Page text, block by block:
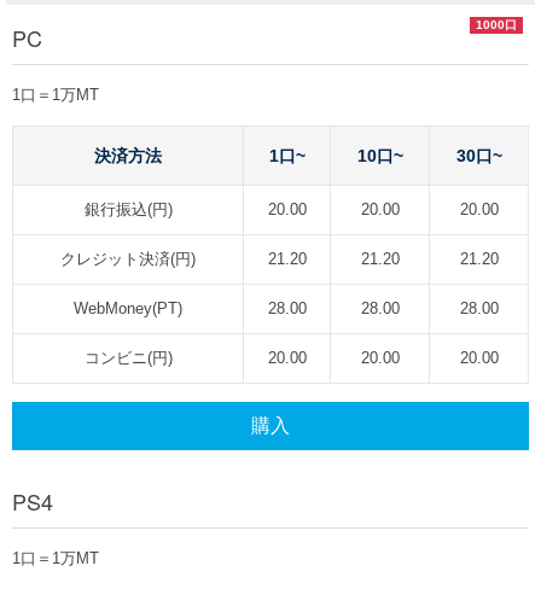
1000口
PC
1口＝1万MT
決済方法 1口~ 10口~ 30口~
銀行振込(円) 20.00 20.00 20.00
クレジット決済(円) 21.20 21.20 21.20
WebMoney(PT) 28.00 28.00 28.00
コンビニ(円) 20.00 20.00 20.00
購入
PS4
1口＝1万MT